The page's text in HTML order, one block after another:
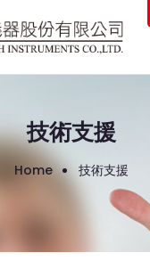
技術支援
Home 技術支援